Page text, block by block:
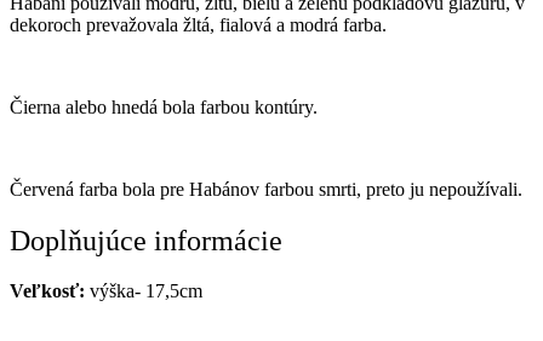
dekoroch prevažovala žltá, fialová a modrá farba.
Čierna alebo hnedá bola farbou kontúry.
Červená farba bola pre Habánov farbou smrti, preto ju nepoužívali.
Doplňujúce informácie
Veľkosť: výška- 17,5cm